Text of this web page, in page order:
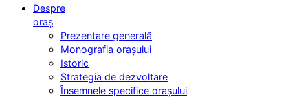
Despre
oraș
Prezentare generală
Monografia orașului
Istoric
Strategia de dezvoltare
Însemnele specifice orașului